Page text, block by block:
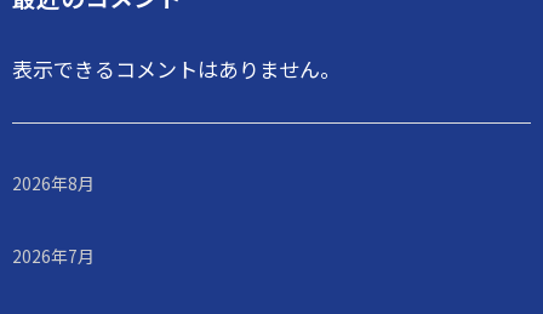
表示できるコメントはありません。
2026年8月
2026年7月